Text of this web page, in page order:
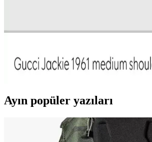
Piston Kilit Tasarımıyla Yenilikler
ile klasik tasarımı modernleştiriyor. Piston kilit
donanım seçenekleriyle kullanıcılar tarafından
Ayın popüler yazıları